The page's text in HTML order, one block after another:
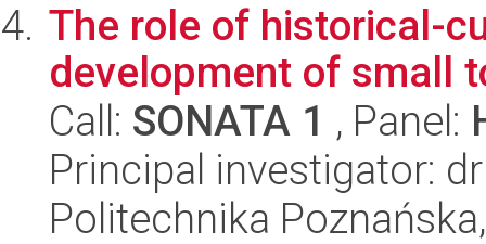
The role of historical-
development of small
Call: SONATA 1 , Panel:
Principal investigator:
Politechnika